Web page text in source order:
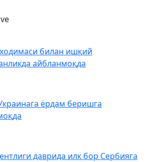
билан ишқий
айбланмоқда
ёрдам беришга
даврида илк бор Сербияга